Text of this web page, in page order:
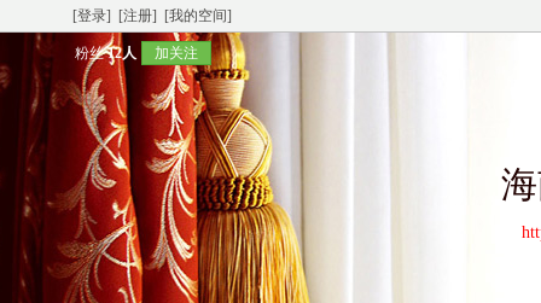
[登录] [注册] [我的空间]
粉丝12人 加关注